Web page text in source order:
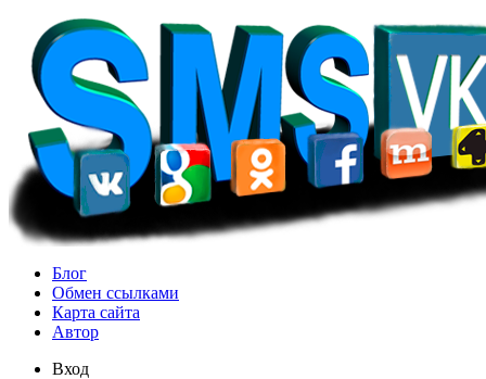
Блог
Обмен ссылками
Карта сайта
Автор
Вход